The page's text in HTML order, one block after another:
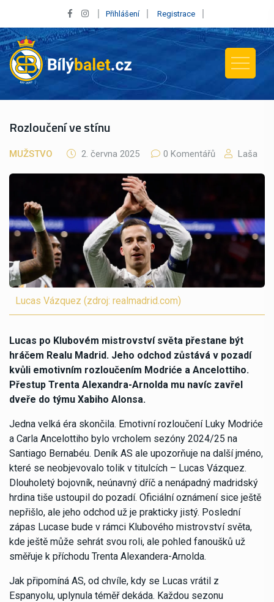
Přihlášení Registrace
Rozloučení ve stínu
MUŽSTVO 2. června 2025 0 Komentářů Laša
Lucas Vázquez (zdroj: realmadrid.com)
Lucas po Klubovém mistrovství světa přestane být
hráčem Realu Madrid. Jeho odchod zůstává v pozadí
kvůli emotivním rozloučením Modriće a Ancelottiho.
Přestup Trenta Alexandra-Arnolda mu navíc zavřel
dveře do týmu Xabiho Alonsa.
Jedna velká éra skončila. Emotivní rozloučení Luky Modriće
a Carla Ancelottiho bylo vrcholem sezóny 2024/25 na
Santiago Bernabéu. Deník AS ale upozorňuje na další jméno,
které se neobjevovalo tolik v titulcích – Lucas Vázquez.
Dlouholetý bojovník, neúnavný dříč a nenápadný madridský
hrdina tiše ustoupil do pozadí. Oficiální oznámení sice ještě
nepřišlo, ale jeho odchod už je prakticky jistý. Poslední
zápas Lucase bude v rámci Klubového mistrovství světa,
kde ještě může sehrát svou roli, ale pohled fanoušků už
směřuje k příchodu Trenta Alexandera-Arnolda.
Jak připomíná AS, od chvíle, kdy se Lucas vrátil z
Espanyolu, uplynula téměř dekáda. Každou sezonu